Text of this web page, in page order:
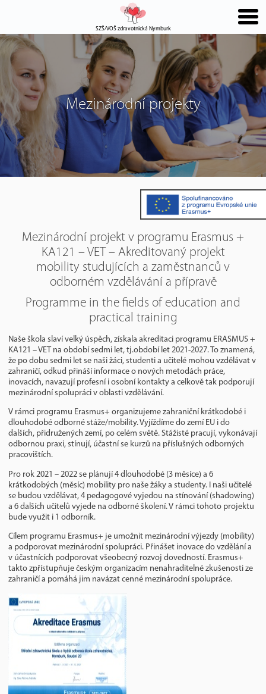
SZŠ/VOŠ zdravotnická Nymburk
Mezinárodní projekty
Mezinárodní projekt v programu Erasmus +
KA121 – VET – Akreditovaný projekt
mobility studujících a zaměstnanců v
odborném vzdělávání a přípravě
Programme in the fields of education and
practical training
Naše škola slaví velký úspěch, získala akreditaci programu ERASMUS +
KA121 – VET na období sedmi let, tj.období let 2021-2027. To znamená,
že po dobu sedmi let se naši žáci, studenti a učitelé mohou vzdělávat v
zahraničí, odkud přináší informace o nových metodách práce,
inovacích, navazují profesní i osobní kontakty a celkově tak podporují
mezinárodní spolupráci v oblasti vzdělávání.
V rámci programu Erasmus+ organizujeme zahraniční krátkodobé i
dlouhodobé odborné stáže/mobility. Vyjíždíme do zemí EU i do
dalších, přidružených zemí, po celém světě. Stážisté pracují, vykonávají
odbornou praxi, stínují, účastní se kurzů na příslušných odborných
pracovištích.
Pro rok 2021 – 2022 se plánují 4 dlouhodobé (3 měsíce) a 6
krátkodobých (měsíc) mobility pro naše žáky a studenty. I naši učitelé
se budou vzdělávat, 4 pedagogové vyjedou na stínování (shadowing)
a 6 dalších učitelů vyjede na odborné školení. V rámci tohoto projektu
bude využit i 1 odborník.
Cílem programu Erasmus+ je umožnit mezinárodní výjezdy (mobility)
a podporovat mezinárodní spolupráci. Přinášet inovace do vzdělání a
v účastnících podporovat všeobecný rozvoj dovedností. Erasmus+
takto zpřístupňuje českým organizacím nenahraditelné zkušenosti ze
zahraničí a pomáhá jim navázat cenné mezinárodní spolupráce.